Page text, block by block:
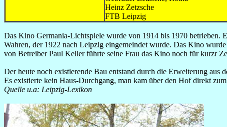
Heinz Zetzsche
FTB Leipzig
Das Kino Germania-Lichtspiele wurde von 1914 bis 1970 betrieben.
Wahren, der 1922 nach Leipzig eingemeindet wurde. Das Kino
von Betreiber Paul Keller führte seine Frau das Kino noch für kurzr
Der heute noch existierende Bau entstand durch die Erweiterung
Es existierte kein Haus-Durchgang, man kam über den Hof direkt
Quelle u.a: Leipzig-Lexikon